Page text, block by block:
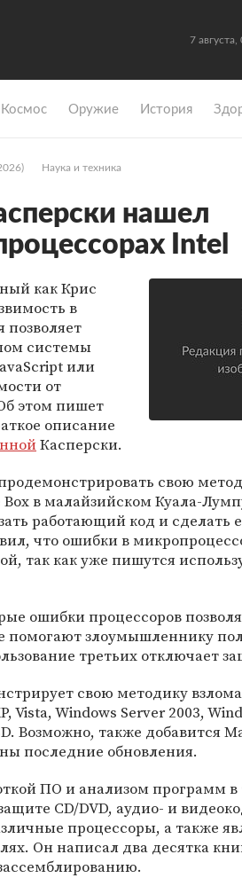
7 августа,
Космос Оружие История
Наука и техника
нашел
Intel
как Крис
в
позволяет
системы
или
от
этом пишет
описание
Касперски.
свою
в малайзийском Куала-
работающий код и сделать
что ошибки в
так как уже пишутся
ошибки процессоров
помогают злоумышленнику
третьих отключает
свою методику
Vista, Windows Server 2003,
Возможно, также добавится
последние обновления.
ПО и анализом программ в
CD/DVD, аудио- и
процессоры, а также
Он написал два десятка